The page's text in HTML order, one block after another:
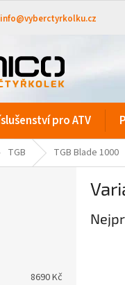
info@vyberctyrkolku.cz
pro ATV
TGB TGB Blade 1000
8690Kč